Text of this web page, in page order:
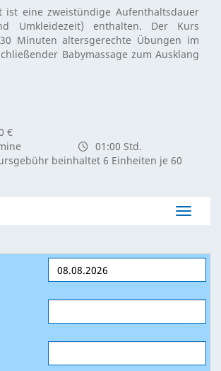
ist eine zweistündige Aufenthaltsdauer
Umkleidezeit) enthalten. Der Kurs
Minuten altersgerechte Übungen im
Babymassage zum Ausklang
€
01:00 Std.
beinhaltet 6 Einheiten je 60